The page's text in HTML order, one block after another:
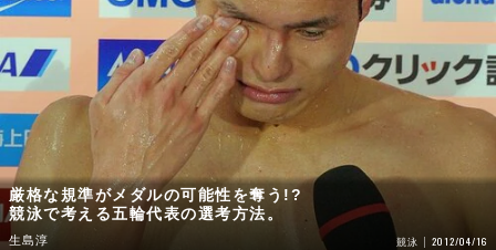
厳格な規準がメダルの可能性を奪う!?
競泳で考える五輪代表の選考方法。
生島淳 競泳 2012/04/16